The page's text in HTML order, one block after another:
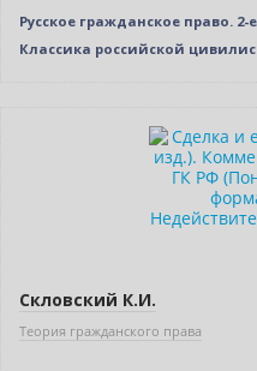
Русское гражданское право.
Классика российской
Скловский К.И.
Теория гражданского права